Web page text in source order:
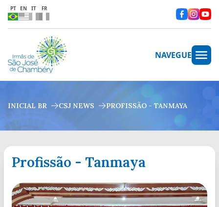
PT EN IT FR
NAVEGUE
INICIAL BR CSJ NEWS PROFISSÃO - TANMAYA
Profissão - Tanmaya